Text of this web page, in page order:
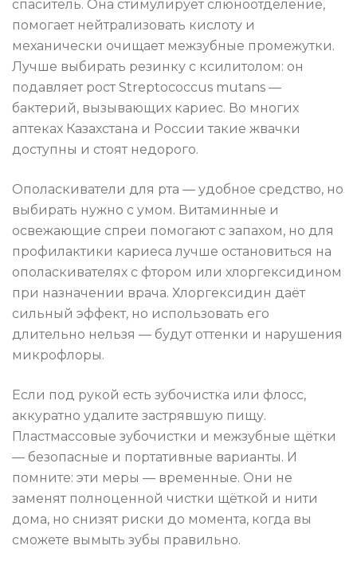
спаситель. Она стимулирует слюноотделение,
помогает нейтрализовать кислоту и
механически очищает межзубные промежутки.
Лучше выбирать резинку с ксилитолом: он
подавляет рост Streptococcus mutans —
бактерий, вызывающих кариес. Во многих
аптеках Казахстана и России такие жвачки
доступны и стоят недорого.
Ополаскиватели для рта — удобное средство, но
выбирать нужно с умом. Витаминные и
освежающие спреи помогают с запахом, но для
профилактики кариеса лучше остановиться на
ополаскивателях с фтором или хлоргексидином
при назначении врача. Хлоргексидин даёт
сильный эффект, но использовать его
длительно нельзя — будут оттенки и нарушения
микрофлоры.
Если под рукой есть зубочистка или флосс,
аккуратно удалите застрявшую пищу.
Пластмассовые зубочистки и межзубные щётки
— безопасные и портативные варианты. И
помните: эти меры — временные. Они не
заменят полноценной чистки щёткой и нити
дома, но снизят риски до момента, когда вы
сможете вымыть зубы правильно.